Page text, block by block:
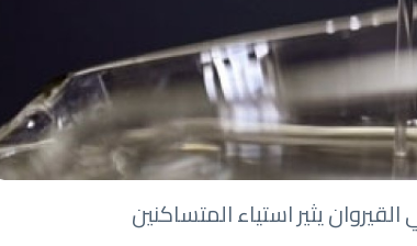
يثير استياء المتساكنين